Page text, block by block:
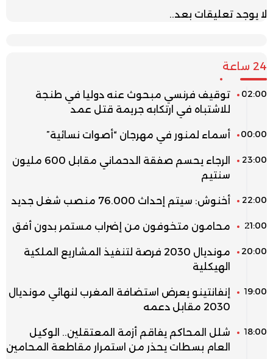
لا يوجد تعليقات بعد..
24 ساعة
02:00
توقيف فرنسي مبحوث عنه دوليا في طنجة
للاشتباه في ارتكابه جريمة قتل عمد
00:00 أسماء لمنور في مهرجان “أصوات نسائية”
23:00
الرجاء يحسم صفقة الدحماني مقابل 600 مليون
سنتيم
22:00 أخنوش: سيتم إحداث 76.000 منصب شغل جديد
21:00 محامون متخوفون من إضراب مستمر بدون أفق
20:00
مونديال 2030 فرصة لتنفيذ المشاريع الملكية
الهيكلية
19:00
إنفانتينو يعرض استضافة المغرب لنهائي مونديال
2030 مقابل دعمه
18:00
شلل المحاكم يفاقم أزمة المعتقلين.. الوكيل
العام بسطات يحذر من استمرار مقاطعة المحامين